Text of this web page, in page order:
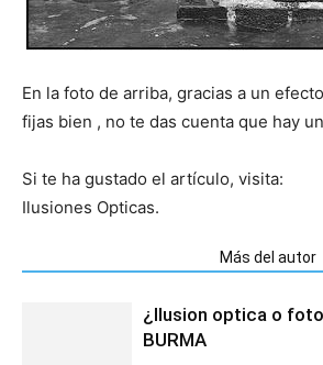
En la foto de arriba, gracias a un
fijas bien , no te das cuenta que hay
Si te ha gustado el artículo, visita:
Ilusiones Opticas.
Más del autor
¿Ilusion optica o
BURMA